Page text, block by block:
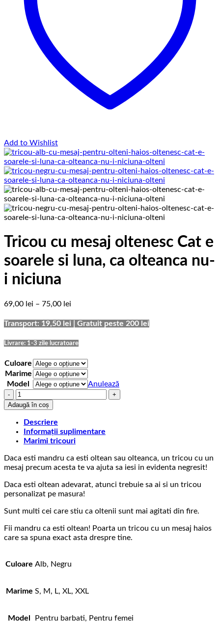
Add to Wishlist
Tricou cu mesaj oltenesc Cat e
soarele si luna, ca olteanca nu-
i niciuna
69,00 lei – 75,00 lei
prețuri:
până
75,00 lei
Transport: 19,50 lei | Gratuit peste 200 lei
Livrare: 1-3 zile lucratoare
Culoare
Marime
Model
Anulează
Cantitate
Tricou
cu
mesaj
oltenesc
Cat
soarele
si
ca
olteanca
i
niciuna
Adaugă în coș
Descriere
Informații suplimentare
Marimi tricouri
Daca esti mandru ca esti oltean sau olteanca, un tricou cu un
mesaj precum acesta te va ajuta sa iesi in evidenta negresit!
Daca esti oltean adevarat, atunci trebuie sa ai si un tricou
personalizat pe masura!
Sunt multi cei care stiu ca oltenii sunt mai agitati din fire.
Fii mandru ca esti oltean! Poarta un tricou cu un mesaj haios
care sa spuna exact asta drespre tine.
Culoare Alb, Negru
Marime S, M, L, XL, XXL
Model Pentru barbati, Pentru femei